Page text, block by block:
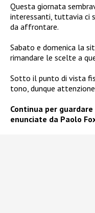
Questa giornata
interessanti, tuttavia ci
da affrontare.
Sabato e domenica la
rimandare le scelte a
Sotto il punto di vista
tono, dunque
Continua per
enunciate da Paolo